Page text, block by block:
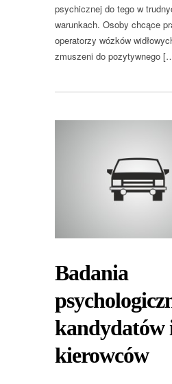
psychicznej do tego w
warunkach. Osoby chcące
operatorzy wózków
zmuszeni do pozytywnego
Badania
kandydatów
kierowców